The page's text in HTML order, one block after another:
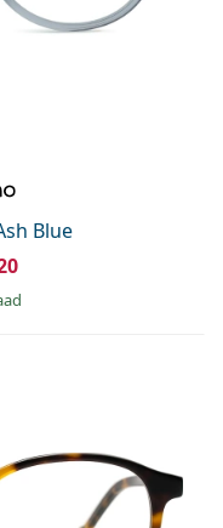
Blue